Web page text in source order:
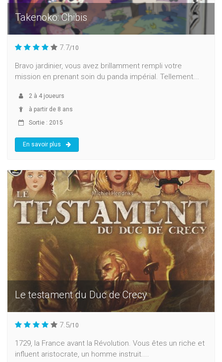
Takenoko: Chibis
7.7/10
Bravo jardinier, vous avez brillamment rempli votre
mission en prenant soin du panda impérial. Tellement...
2 à 4 joueurs
à partir de 8 ans
Sortie : 2015
En savoir plus
Le testament du Duc de Crecy
7.5/10
1729, la France avant la Révolution. Vous êtes un riche et
influent aristocrate, un homme instruit....